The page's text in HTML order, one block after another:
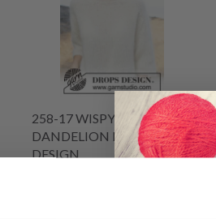
258-17 WISPY
DANDELION BY DROPS
DESIGN